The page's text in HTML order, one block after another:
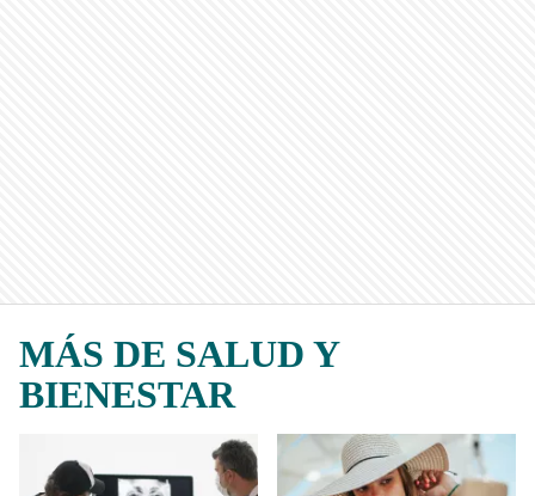
MÁS DE SALUD Y
BIENESTAR